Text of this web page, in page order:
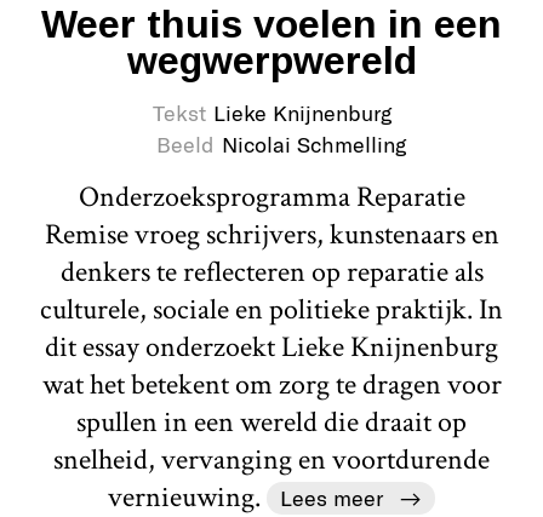
Weer thuis voelen in een
wegwerpwereld
Tekst Lieke Knijnenburg
Beeld Nicolai Schmelling
Onderzoeksprogramma Reparatie
Remise vroeg schrijvers, kunstenaars en
denkers te reflecteren op reparatie als
culturele, sociale en politieke praktijk. In
dit essay onderzoekt Lieke Knijnenburg
wat het betekent om zorg te dragen voor
spullen in een wereld die draait op
snelheid, vervanging en voortdurende
vernieuwing.
Lees meer